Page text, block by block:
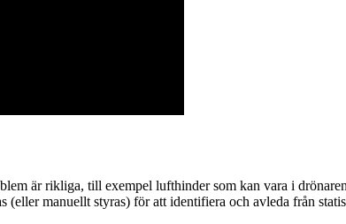
är rikliga, till exempel lufthinder som kan vara i
manuellt styras) för att identifiera och avleda från